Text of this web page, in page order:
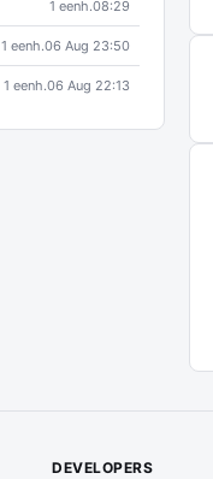
1 eenh.08:29
1 eenh.06 Aug 23:50
1 eenh.06 Aug 22:13
DEVELOPERS